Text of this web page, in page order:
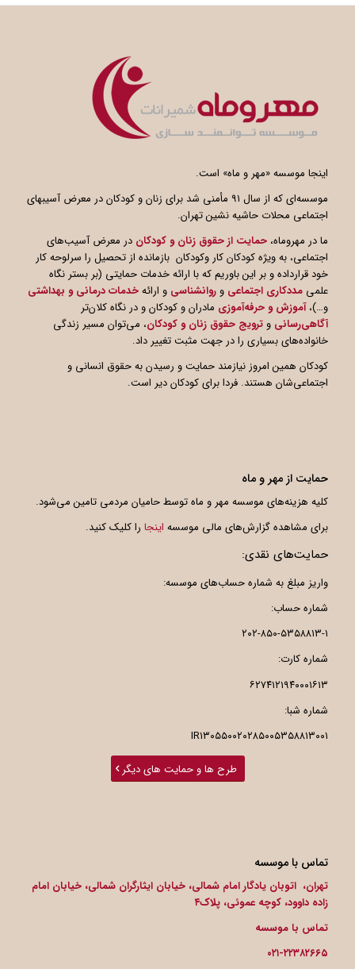
اینجا موسسه «مهر و ماه» است.
موسسه‌ای که از سال ۹۱ مأمنی شد برای زنان و کودکان در معرض آسیبهای
اجتماعی محلات حاشیه نشین تهران.
ما در مهروماه، حمایت از حقوق زنان و کودکان در معرض آسیب‌های
اجتماعی، به ویژه کودکان کار وکودکان بازمانده از تحصیل را سرلوحه کار
خود قرارداده و بر این باوریم که با ارائه خدمات حمایتی (بر بستر نگاه
علمی مددکاری اجتماعی و روانشناسی و ارائهخدمات درمانی و بهداشتی
و…)،آموزش و حرفه‌آموزی مادران و کودکان و در نگاه کلان‌تر
آگاهیرسانی و ترویج حقوق زنان و کودکان، می‌توان مسیر زندگی
خانواده‌های بسیاری را در جهت مثبت تغییر داد.
کودکان همین امروز نیازمند حمایت و رسیدن به حقوق انسانی و
اجتماعی‌شان هستند. فردا برای کودکان دیر است.
حمایت از مهر و ماه
کلیه هزینه‌های موسسه مهر و ماه توسط حامیان مردمی تامین می‌شود.
برای مشاهده گزارش‌های مالی موسسه اینجارا کلیک کنید.
حمایت‌های نقدی:
واریز مبلغ به شماره حساب‌های موسسه:
شماره حساب:
۲۰۲-۸۵۰-۵۳۵۸۸۱۳-۱
شماره کارت:
۶۲۷۴۱۲۱۹۴۰۰۰۱۶۱۳
شماره شبا:
IR۱۳۰۵۵۰۰۲۰۲۸۵۰۰۵۳۵۸۸۱۳۰۰۱
طرح ها و حمایت های دیگر
تماس با موسسه
تهران، اتوبان یادگار امام شمالی، خیابان ایثارگران شمالی، خیابان امام
زاده داوود، کوچه عموئی، پلاک۴
تماس با موسسه
۰۲۱-۲۲۳۸۲۶۶۵